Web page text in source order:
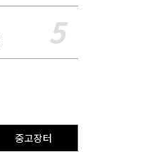
중고장터